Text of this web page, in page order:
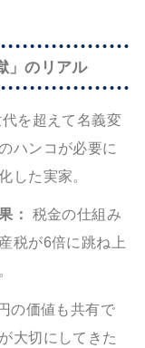
」のリアル
を超えて名義変
ハンコが必要に
した実家。
：
税金の仕組み
税が6倍に跳ね上
の価値も共有で
大切にしてきた